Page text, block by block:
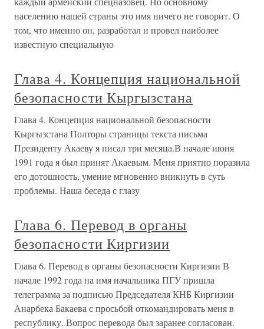
населению нашей страны это имя ничего не говорит. О
том, что именно он, разработал и провел наиболее
известную специальную
Глава 4. Концепция национальной
безопасности Кыргызстана
Глава 4. Концепция национальной безопасности
Кыргызстана Полторы страницы текста письма
Президенту Акаеву я писал три месяца.В начале июня
1991 года я был принят Акаевым. Меня приятно поразила
его дотошность, умение мгновенно вникнуть в суть
проблемы. Наша беседа с глазу
Глава 6. Перевод в органы
безопасности Киргизии
Глава 6. Перевод в органы безопасности Киргизии В
начале 1992 года на имя начальника ПГУ пришла
телеграмма за подписью Председателя КНБ Киргизии
Анарбека Бакаева с просьбой откомандировать меня в
республику. Вопрос перевода был заранее согласован.